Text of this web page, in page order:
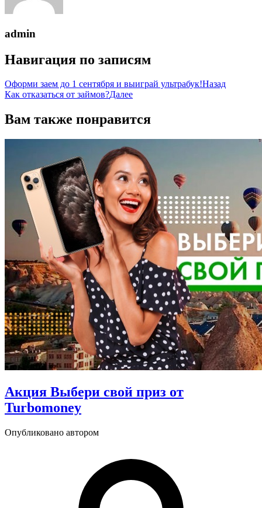
admin
Навигация по записям
Оформи заем до 1 сентября и выиграй ультрабук!Назад
Как отказаться от займов?Далее
Вам также понравится
Акция Выбери свой приз от
Turbomoney
Опубликовано автором